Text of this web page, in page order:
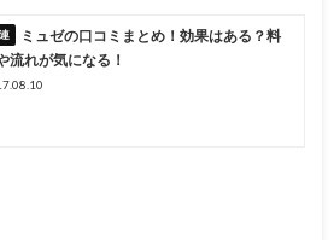
ミュゼの口コミまとめ！効果はある？料
流れが気になる！